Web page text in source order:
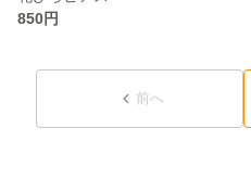
850円
前へ